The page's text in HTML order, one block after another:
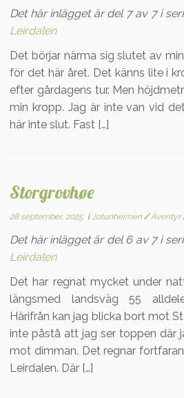
Det här inlägget är del 7 av 7 i
Leirdalen
Det börjar närma sig slutet av
för det här året. Det känns lite i
efter gårdagens tur. Men
min kropp. Jag är inte van vid
här inte slut. Fast […]
Storgrovhøe
28 september, 2025iJotunheimen/Äventyr
Det här inlägget är del 6 av 7 i
Leirdalen
Det har regnat mycket under
längsmed landsväg 55
Härifrån kan jag blicka bort mot
inte påstå att jag ser toppen där
mot dimman. Det regnar
Leirdalen. Där […]